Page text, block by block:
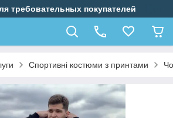
требовательных покупателей
Спортивні костюми з принтами